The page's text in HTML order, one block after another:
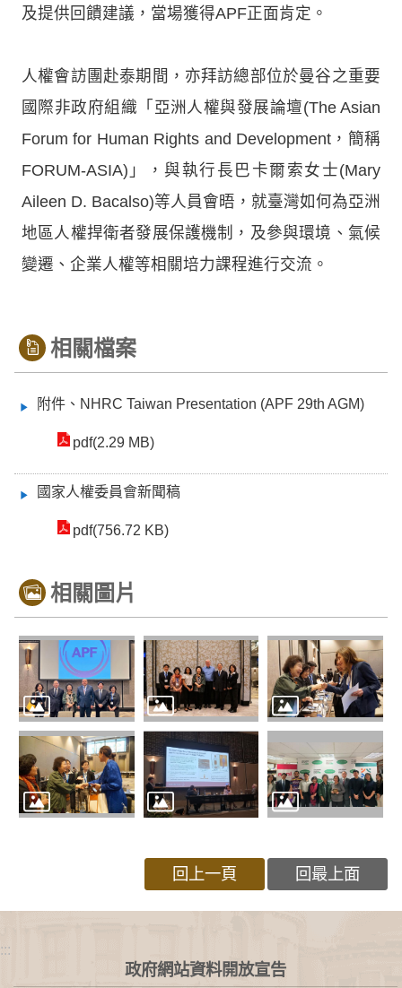
及提供回饋建議，當場獲得APF正面肯定。
人權會訪團赴泰期間，亦拜訪總部位於曼谷之重要
國際非政府組織「亞洲人權與發展論壇(The Asian
Forum for Human Rights and Development，簡稱
FORUM-ASIA)」，與執行長巴卡爾索女士(Mary
Aileen D. Bacalso)等人員會晤，就臺灣如何為亞洲
地區人權捍衛者發展保護機制，及參與環境、氣候
變遷、企業人權等相關培力課程進行交流。
相關檔案
附件、NHRC Taiwan Presentation (APF 29th AGM)
pdf(2.29 MB)
國家人權委員會新聞稿
pdf(756.72 KB)
相關圖片
回上一頁 回最上面
:::
政府網站資料開放宣告